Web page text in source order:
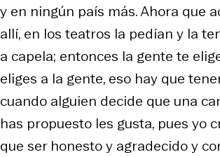
y en ningún país más. Ahora que
allí, en los teatros la pedían y la
a capela; entonces la gente te
eliges a la gente, eso hay que
cuando alguien decide que una
has propuesto les gusta, pues yo
que ser honesto y agradecido y